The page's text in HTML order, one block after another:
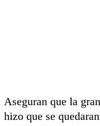
Aseguran que la
hizo que se